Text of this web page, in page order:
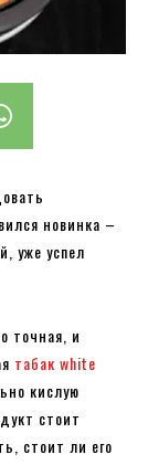
новинка –
уже успел
точная, и
табак white
кислую
стоит
стоит ли его